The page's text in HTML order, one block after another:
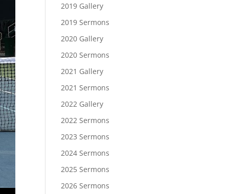
2019 Gallery
2019 Sermons
2020 Gallery
2020 Sermons
2021 Gallery
2021 Sermons
2022 Gallery
2022 Sermons
2023 Sermons
2024 Sermons
2025 Sermons
2026 Sermons